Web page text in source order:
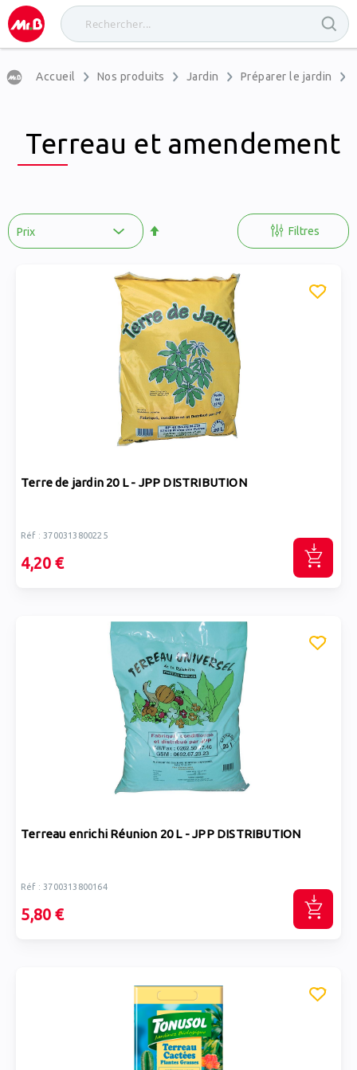
Accueil Nos produits Jardin Préparer le jardin
Terreau et amendement
Filtres
Terre de jardin 20 L - JPP DISTRIBUTION
Réf : 3700313800225
4,20 €
Terreau enrichi Réunion 20 L - JPP DISTRIBUTION
Réf : 3700313800164
5,80 €